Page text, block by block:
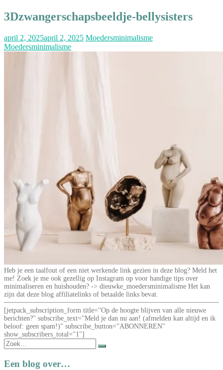
3Dzwangerschapsbeeldje-bellysisters
april 2, 2025april 2, 2025 Moedersminimalisme
Moedersminimalisme
Heb je een taalfout of een niet werkende link gezien in deze blog? Meld het
me! Zoek je me ook gezellig op Instagram op voor handige tips over
minimaliseren en huishouden? -> dieuwke_moedersminimalisme Het kan
zijn dat deze blog affiliatelinks of betaalde links bevat.
[jetpack_subscription_form title="Op de hoogte blijven van alle nieuwe
berichten?" subscribe_text="Meld je dan nu aan! (afmelden kan altijd en ik
beloof: geen spam!)" subscribe_button="ABONNEREN"
show_subscribers_total="1"]
Zoek
naar:
Een blog over…